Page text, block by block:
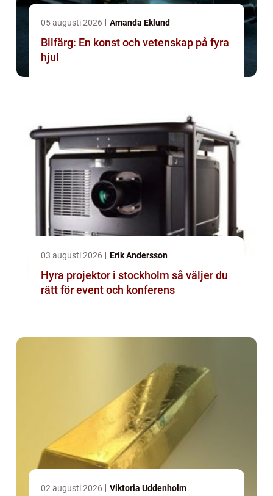
05 augusti 2026 Amanda Eklund
Bilfärg: En konst och vetenskap på fyra
hjul
03 augusti 2026 Erik Andersson
Hyra projektor i stockholm så väljer du
rätt för event och konferens
02 augusti 2026 Viktoria Uddenholm